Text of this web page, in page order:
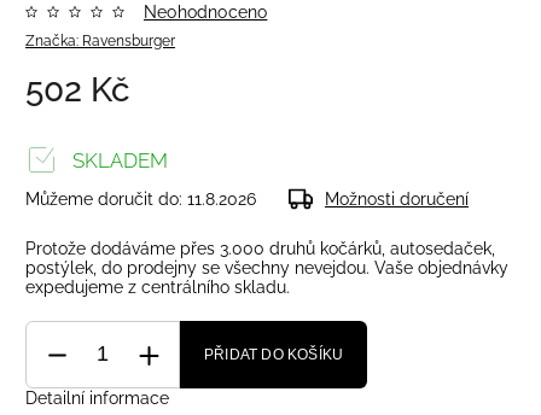
Značka: Ravensburger
Neohodnoceno
502 Kč
SKLADEM
Můžeme doručit do: 11.8.2026 Možnosti doručení
Protože dodáváme přes 3.000 druhů kočárků, autosedaček,
postýlek, do prodejny se všechny nevejdou. Vaše objednávky
expedujeme z centrálního skladu.
PŘIDAT DO KOŠÍKU
Detailní informace